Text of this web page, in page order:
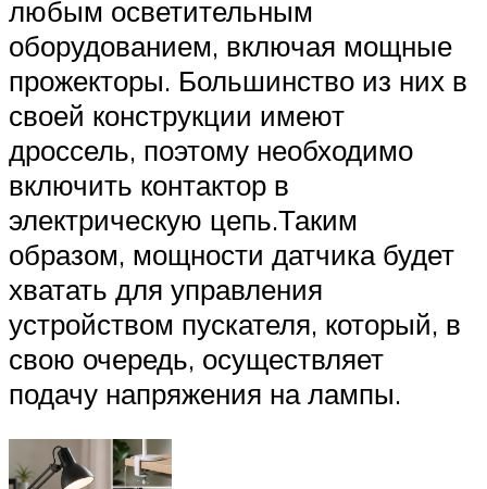
любым осветительным
оборудованием, включая мощные
прожекторы. Большинство из них в
своей конструкции имеют
дроссель, поэтому необходимо
включить контактор в
электрическую цепь.Таким
образом, мощности датчика будет
хватать для управления
устройством пускателя, который, в
свою очередь, осуществляет
подачу напряжения на лампы.